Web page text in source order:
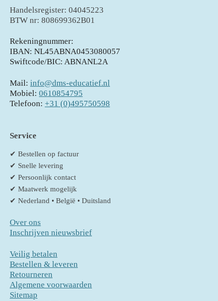
Handelsregister: 04045223
BTW nr: 808699362B01
Rekeningnummer:
IBAN: NL45ABNA0453080057
Swiftcode/BIC: ABNANL2A
Mail: info@dms-educatief.nl
Mobiel: 0610854795
Telefoon: +31 (0)495750598
Service
✔ Bestellen op factuur
✔ Snelle levering
✔ Persoonlijk contact
✔ Maatwerk mogelijk
✔ Nederland • België • Duitsland
Over ons
Inschrijven nieuwsbrief
Veilig betalen
Bestellen & leveren
Retourneren
Algemene voorwaarden
Sitemap